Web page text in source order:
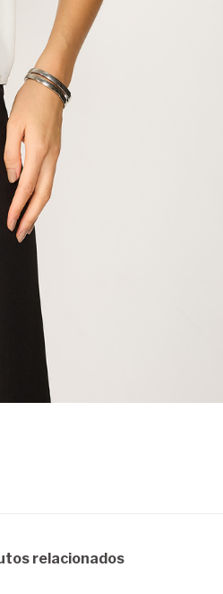
relacionados